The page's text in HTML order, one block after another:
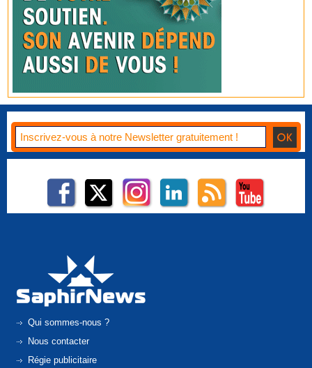
Qui sommes-nous ?
Nous contacter
Régie publicitaire